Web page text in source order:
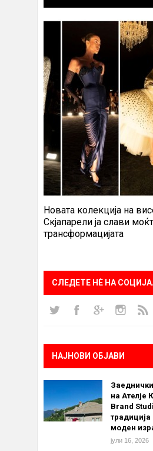
Новата колекција на
Скјапарели ја слави
трансформацијата
СЛЕДЕТЕ НÈ НА
НАЈНОВИ ОБЈАВИ
на Ателје
Brand
моден
јули 16, 2026